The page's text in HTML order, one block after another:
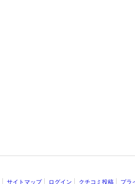
サイトマップ ログイン クチコミ投稿 プラ